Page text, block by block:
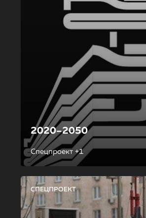
2020–2050
Спецпроект +1
СПЕЦПРОЕКТ